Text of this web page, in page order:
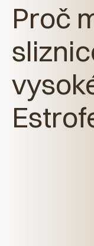
Proč